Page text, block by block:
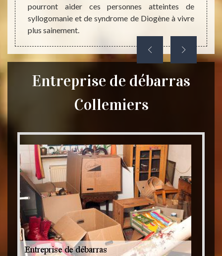
pourront aider ces personnes atteintes de
syllogomanie et de syndrome de Diogène à vivre
plus sainement.
Entreprise de débarras
Collemiers